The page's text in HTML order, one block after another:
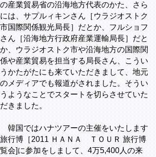
の産業貿易省の沿海地方代表のかた、さら
には、サプルィキンさん［ウラジオストク
市国際関係観光局長］だとか、フルショフ
さん［沿海地方行政府産業運輸局長］だと
か、ウラジオストク市や沿海地方の国際関
係や産業貿易を担当する局長さん、こうい
うかたがたにも来ていただきまして、地元
のメディアでも報道がされました。そうい
うようなことでスタートを切らさせていた
だきました。
韓国ではハナツアーの主催をいたします
旅行博［2011 ＨＡＮＡ ＴＯＵＲ 旅行博
覧会]に参加をしまして、4万5,400人の来